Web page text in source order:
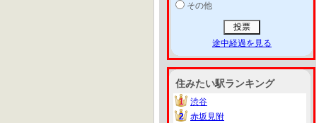
その他
途中経過を見る
住みたい駅ランキング
1
1
渋谷
2
2
赤坂見附